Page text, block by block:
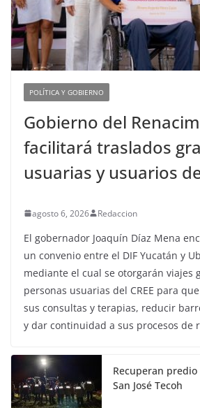
POLÍTICA Y GOBIERNO
Gobierno del
facilitará traslados
usuarias y usuarios
agosto 6, 2026 Redaccion
El gobernador Joaquín Díaz Mena
un convenio entre el DIF Yucatán y
mediante el cual se otorgarán viajes
personas usuarias del CREE para
sus consultas y terapias, reducir
y dar continuidad a sus procesos de
Recuperan
San José Tecoh